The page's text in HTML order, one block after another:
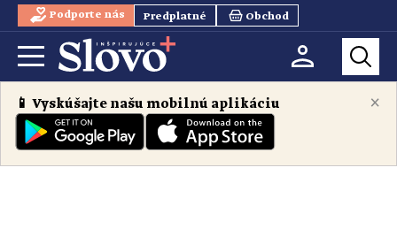
Podporte nás Predplatné Obchod
×
📱 Vyskúšajte našu mobilnú aplikáciu